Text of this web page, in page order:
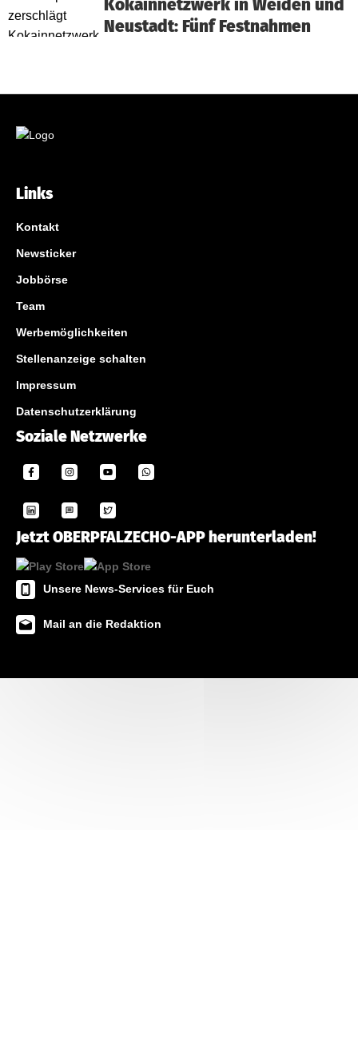
Kokainnetzwerk in Weiden und
Neustadt: Fünf Festnahmen
Links
Kontakt
Newsticker
Jobbörse
Team
Werbemöglichkeiten
Stellenanzeige schalten
Impressum
Datenschutzerklärung
Soziale Netzwerke
Jetzt OBERPFALZECHO-APP herunterladen!
Unsere News-Services für Euch
Mail an die Redaktion